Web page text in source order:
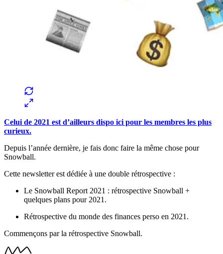
Celui de 2021 est d’ailleurs dispo ici pour les membres les plus
curieux.
Depuis l’année dernière, je fais donc faire la même chose pour
Snowball.
Cette newsletter est dédiée à une double rétrospective :
Le Snowball Report 2021 : rétrospective Snowball +
quelques plans pour 2021.
Rétrospective du monde des finances perso en 2021.
Commençons par la rétrospective Snowball.